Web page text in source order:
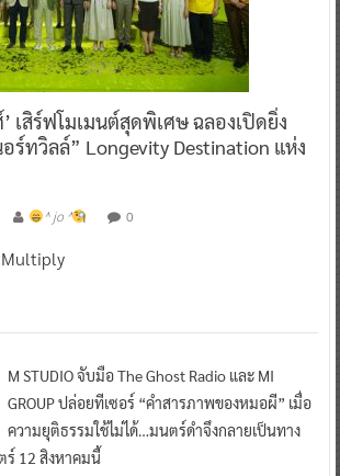
เสิร์ฟโมเมนต์สุดพิเศษ ฉลองเปิดยิ่ง
ร์ทวิลล์” Longevity Destination แห่ง
^ jo ^ 0
M STUDIO จับมือ The Ghost Radio และ MI
GROUP ปล่อยทีเซอร์ “คำสารภาพของหมอผี” เมื่อ
ความยุติธรรมใช้ไม่ได้…มนตร์ดำจึงกลายเป็นทาง
ร์ 12 สิงหาคมนี้